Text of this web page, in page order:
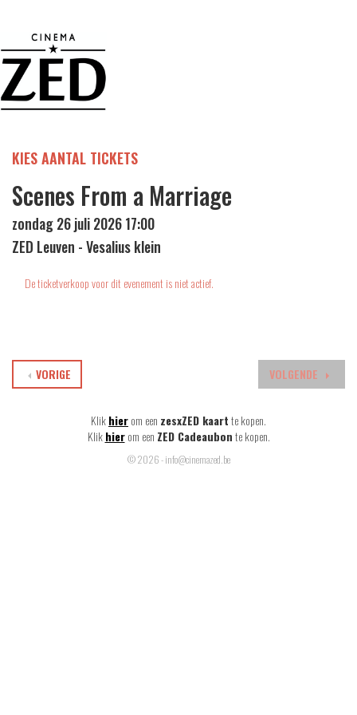
KIES AANTAL TICKETS
Scenes From a Marriage
zondag 26 juli 2026 17:00
ZED Leuven - Vesalius klein
De ticketverkoop voor dit evenement is niet actief.
VOLGENDE
VORIGE
Klikhierom een zesxZED kaartte kopen.
Klik hier om een ZED Cadeaubonte kopen.
© 2026 - info@cinemazed.be